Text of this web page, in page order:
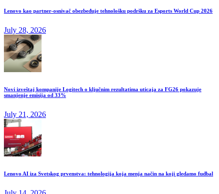
Lenovo kao partner-osnivač obezbeđuje tehnološku podršku za Esports World Cup 2026
July 28, 2026
Novi izveštaj kompanije Logitech o ključnim rezultatima uticaja za FG26 pokazuje
smanjenje emisija od 33%
July 21, 2026
Lenovo AI iza Svetskog prvenstva: tehnologija koja menja način na koji gledamo fudbal